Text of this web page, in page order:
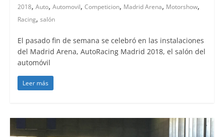
2018, Auto, Automovil, Competicion, Madrid Arena, Motorshow,
Racing, salón
El pasado fin de semana se celebró en las instalaciones
del Madrid Arena, AutoRacing Madrid 2018, el salón del
automóvil
Leer más